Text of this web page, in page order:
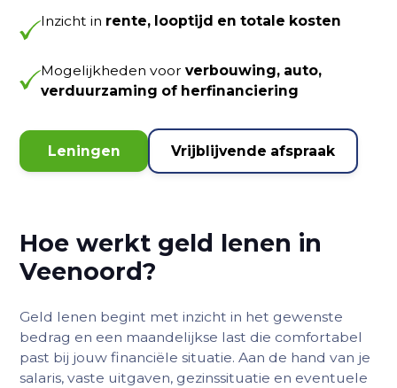
Inzicht in rente, looptijd en totale kosten
Mogelijkheden voor verbouwing, auto,
verduurzaming of herfinanciering
Leningen Vrijblijvende afspraak
Hoe werkt geld lenen in
Veenoord?
Geld lenen begint met inzicht in het gewenste
bedrag en een maandelijkse last die comfortabel
past bij jouw financiële situatie. Aan de hand van je
salaris, vaste uitgaven, gezinssituatie en eventuele